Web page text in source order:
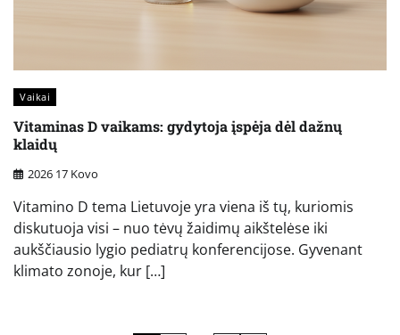
Vaikai
Vitaminas D vaikams: gydytoja įspėja dėl dažnų
klaidų
2026 17 Kovo
Vitamino D tema Lietuvoje yra viena iš tų, kuriomis
diskutuoja visi – nuo tėvų žaidimų aikštelėse iki
aukščiausio lygio pediatrų konferencijose. Gyvenant
klimato zonoje, kur […]